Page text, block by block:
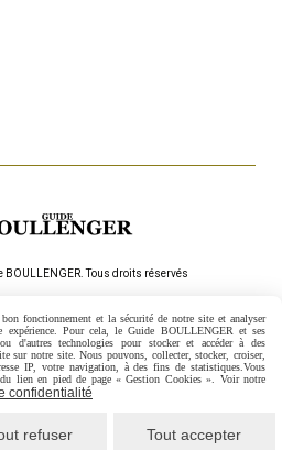
BOULLENGER.Τous droits réservés
Créer un site internet
fonctionnement et la sécurité de notre site et analyser
Pour cela, le Guide BOULLENGER et ses
d'autres technologies pour stocker et accéder à des
sur notre site.Nous pouvons, collecter, stocker, croiser,
IP, votre navigation, à des fins de statistiques. Vous
du lien en pied de page « Gestion Cookies ». Voir notre
confidentialité
refuser Tout accepter